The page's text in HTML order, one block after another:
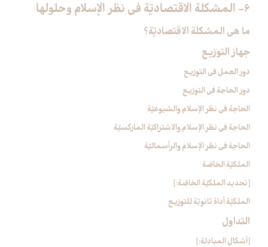
6- المشكلة الاقتصاديّة في نظر الإسلام وحلولها
ما هي المشكلة الاقتصاديّة؟
جهاز التوزيع‏
دور العمل في التوزيع
دور الحاجة في التوزيع
الحاجة في نظر الإسلام والشيوعيّة
الحاجة في نظر الإسلام والاشتراكيّة الماركسيّة
الحاجة في نظر الإسلام والرأسماليّة
الملكيّة الخاصّة
[تحديد الملكيّة الخاصّة:]
الملكيّة أداة ثانويّة للتوزيع
التداول‏
[أشكال المبادلة:]